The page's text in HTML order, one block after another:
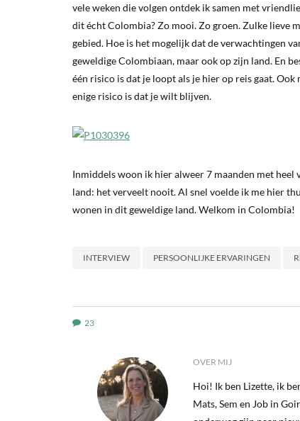
vele weken die volgen ontdek ik samen met
dit écht Colombia? Zo mooi. Zo groen. Zulke lieve
gebied. Hoe is het mogelijk dat de verwachtingen
geweldige Colombiaan, maar ook op zijn land. En
één risico is dat je loopt als je hier op reis gaat.
enige risico is dat je wilt blijven.
Inmiddels woon ik hier alweer 7 maanden met heel
land: het verveelt nooit. Al snel voelde ik me hier
wonen in dit geweldige land. Welkom in Colombia!
INTERVIEW PERSOONLIJKE ERVARINGEN
23
OVER MIJ
Hoi! Ik ben Lizette, ik
Mats, Sem en Job in